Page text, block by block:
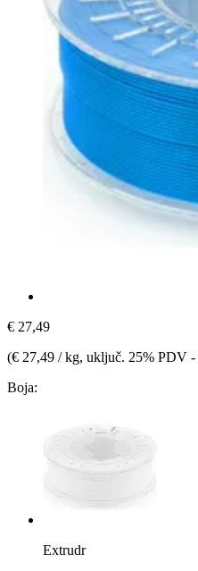
€ 27,49
(€ 27,49 / kg, uključ. 25% PDV -
Boja:
Extrudr